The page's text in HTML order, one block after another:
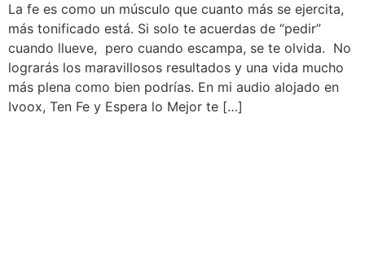
La fe es como un músculo que cuanto más se ejercita,
más tonificado está. Si solo te acuerdas de “pedir”
cuando llueve, pero cuando escampa, se te olvida. No
lograrás los maravillosos resultados y una vida mucho
más plena como bien podrías. En mi audio alojado en
Ivoox, Ten Fe y Espera lo Mejor te […]